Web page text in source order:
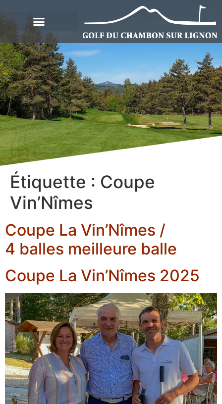
Étiquette : Coupe
Vin’Nîmes
Coupe La Vin’Nîmes /
4 balles meilleure balle
Coupe La Vin’Nîmes 2025